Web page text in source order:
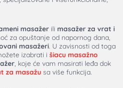
masažer ili masažer za vrat i
za opuštanje od napornog dana,
masažeri. U zavisnosti od toga
izabrati i šiacu masažno
, koje će vam masirati leđa dok
za masažu sa više funkcija.